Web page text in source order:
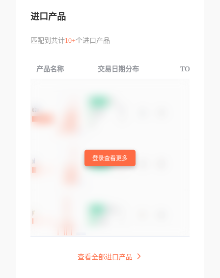
进口产品
匹配到共计10+个进口产品
产品名称 交易日期分布 TOP3交易国
登录查看更多
查看全部进口产品